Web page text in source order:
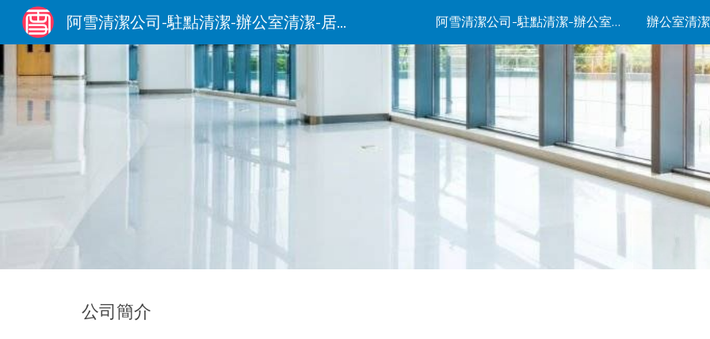
Skip to main content Skip to
阿雪清潔公司-駐點清潔-辦公室清潔-居家清潔-0906-090-153 阿雪清潔公司-駐點清潔-辦公室清潔-居家清潔-廢棄物清運-清潔公司-0906090153 辦公室清潔
公司簡介